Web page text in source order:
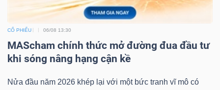
CỔ PHIẾU 06/08 13:30
MAScham chính thức mở đường đua đầu tư
khi sóng nâng hạng cận kề
Nửa đầu năm 2026 khép lại với một bức tranh vĩ mô có